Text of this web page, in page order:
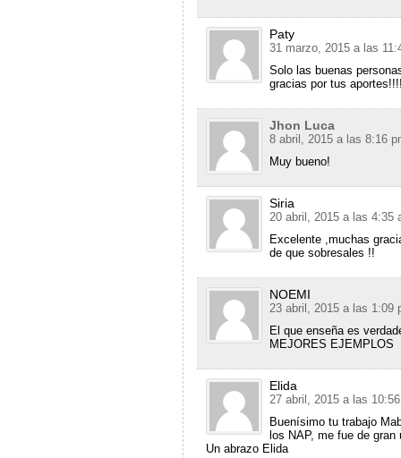
Paty
31 marzo, 2015 a las
Solo las buenas
gracias por tus
Jhon Luca
8 abril, 2015 a las 8:16
Muy bueno!
Siria
20 abril, 2015 a las 4:35
Excelente ,muchas
de que sobresales !!
NOEMI
23 abril, 2015 a las 1:09
El que enseña es
MEJORES EJEMPLOS
Elida
27 abril, 2015 a las
Buenísimo tu trabajo
los NAP, me fue de
Un abrazo Elida